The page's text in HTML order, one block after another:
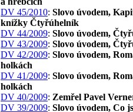
DV 45/2010: Slovo úvodem,
knížky Čtyřúhelník
DV 44/2009: Slovo úvodem,
DV 43/2009: Slovo úvodem,
DV 42/2009: Slovo úvodem,
holkách
DV 41/2009: Slovo úvodem,
holkách
DV 40/2009: Zemřel Pavel
DV 39/2009: Slovo úvodem, Co